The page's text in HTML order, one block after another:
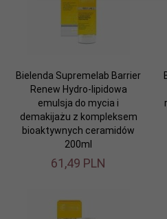
Bielenda Supremelab Barrier
Renew Hydro-lipidowa
emulsja do mycia i
demakijażu z kompleksem
bioaktywnych ceramidów
200ml
61,49 PLN